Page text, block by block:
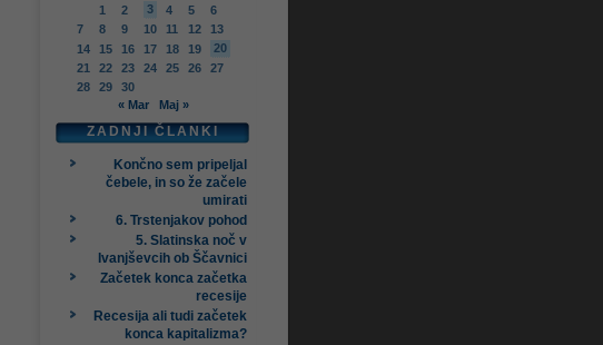
1
2 3 4 5
6
7
8 9 10 11 12
13
14
15 16 17 18 19
20
21
22 23 24 25 26
27
28
29
30
« Mar
Maj »
ZADNJI ČLANKI
Končno sem pripeljal
čebele, in so že začele
umirati
6. Trstenjakov pohod
5. Slatinska noč v
Ivanjševcih ob Ščavnici
Začetek konca začetka
recesije
Recesija ali tudi začetek
konca kapitalizma?